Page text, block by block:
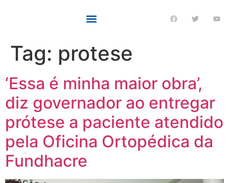
Tag: protese
‘Essa é minha maior obra’,
diz governador ao entregar
prótese a paciente atendido
pela Oficina Ortopédica da
Fundhacre